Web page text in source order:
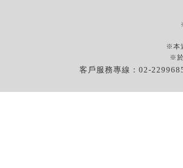
※本
※於
客戶服務專線：02-